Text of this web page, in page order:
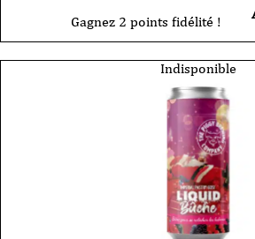
Gagnez 2 points fidélité !
Indisponible